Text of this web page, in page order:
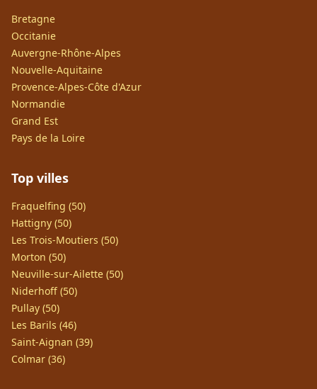
Bretagne
Occitanie
Auvergne-Rhône-Alpes
Nouvelle-Aquitaine
Provence-Alpes-Côte d'Azur
Normandie
Grand Est
Pays de la Loire
Top villes
Fraquelfing (50)
Hattigny (50)
Les Trois-Moutiers (50)
Morton (50)
Neuville-sur-Ailette (50)
Niderhoff (50)
Pullay (50)
Les Barils (46)
Saint-Aignan (39)
Colmar (36)